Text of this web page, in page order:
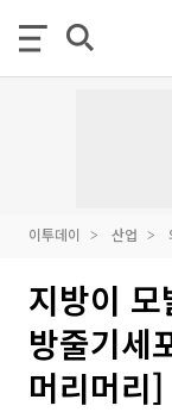
이투데이 산업
지방이
방줄기세
머리머리]